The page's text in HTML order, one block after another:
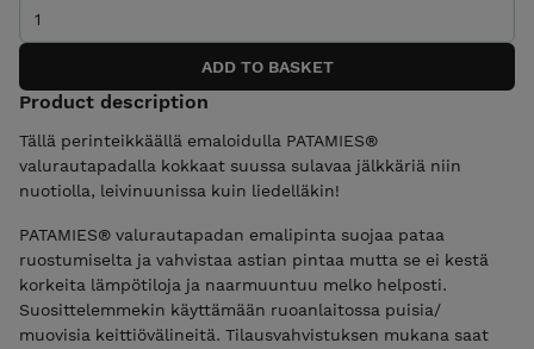
Product description
Tällä perinteikkäällä emaloidulla PATAMIES®
valurautapadalla kokkaat suussa sulavaa jälkkäriä niin
nuotiolla, leivinuunissa kuin liedelläkin!
PATAMIES® valurautapadan emalipinta suojaa pataa
ruostumiselta ja vahvistaa astian pintaa mutta se ei kestä
korkeita lämpötiloja ja naarmuuntuu melko helposti.
Suosittelemmekin käyttämään ruoanlaitossa puisia/
muovisia keittiövälineitä. Tilausvahvistuksen mukana saat